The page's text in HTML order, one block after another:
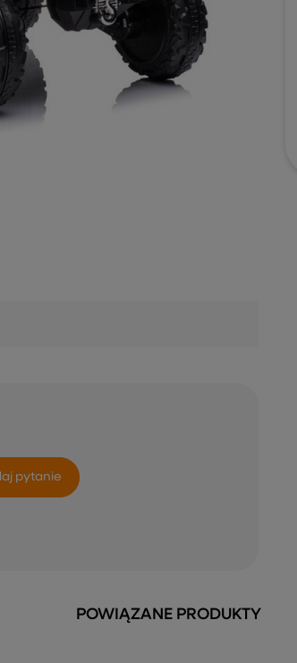
pytanie
POWIĄZANE PRODUKTY